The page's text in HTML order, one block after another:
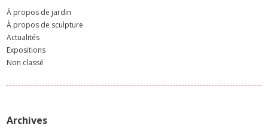
À propos de jardin
À propos de sculpture
Actualités
Expositions
Non classé
Archives